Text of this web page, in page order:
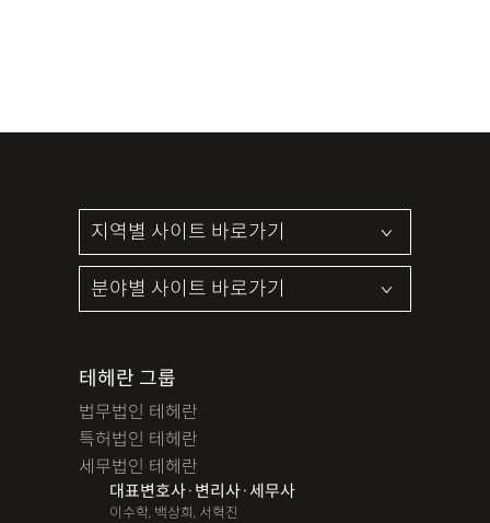
테헤란 그룹
법무법인 테헤란
특허법인 테헤란
세무법인 테헤란
대표변호사·변리사·세무사
이수학, 백상희, 서혁진